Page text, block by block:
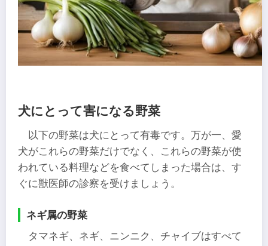
犬にとって害になる野菜
以下の野菜は犬にとって有毒です。万が一、愛
犬がこれらの野菜だけでなく、これらの野菜が使
われている料理などを食べてしまった場合は、す
ぐに獣医師の診察を受けましょう。
ネギ属の野菜
タマネギ、ネギ、ニンニク、チャイブはすべて